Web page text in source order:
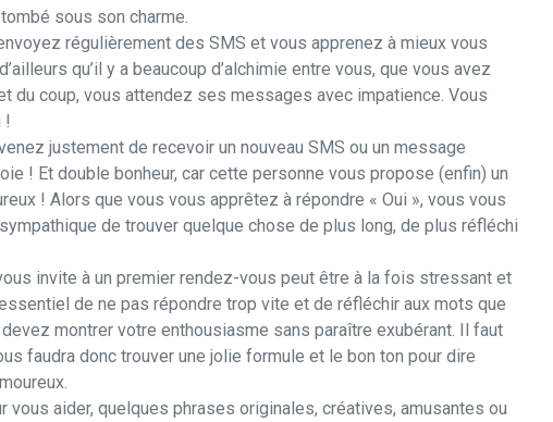
sous son charme.
régulièrement des SMS et vous apprenez à mieux vous
qu’il y a beaucoup d’alchimie entre vous, que vous avez
du coup, vous attendez ses messages avec impatience. Vous
!
justement de recevoir un nouveau SMS ou un message
! Et double bonheur, car cette personne vous propose (enfin) un
! Alors que vous vous apprêtez à répondre « Oui », vous vous
de trouver quelque chose de plus long, de plus réfléchi
invite à un premier rendez-vous peut être à la fois stressant et
de ne pas répondre trop vite et de réfléchir aux mots que
montrer votre enthousiasme sans paraître exubérant. Il faut
faudra donc trouver une jolie formule et le bon ton pour dire
vous aider, quelques phrases originales, créatives, amusantes ou